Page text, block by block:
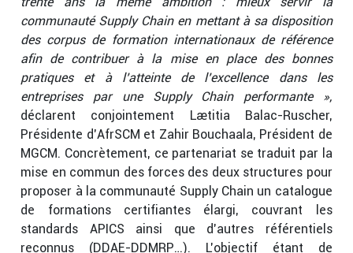
communauté Supply Chain en mettant à sa disposition
des corpus de formation internationaux de référence
afin de contribuer à la mise en place des bonnes
pratiques et à l’atteinte de l’excellence dans les
entreprises par une Supply Chain performante »,
déclarent conjointement Laetitia Balac-Ruscher,
Présidente d’AfrSCM et Zahir Bouchaala, Président de
MGCM. Concrètement, ce partenariat se traduit par la
mise en commun des forces des deux structures pour
proposer à la communauté Supply Chain un catalogue
de formations certifiantes élargi, couvrant les
standards APICS ainsi que d’autres référentiels
reconnus (DDAE-DDMRP…). L’objectif étant de